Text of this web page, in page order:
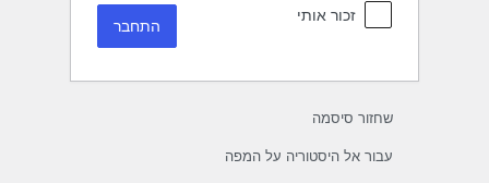
זכור אותי
שחזור סיסמה
עבור אל היסטוריה על המפה